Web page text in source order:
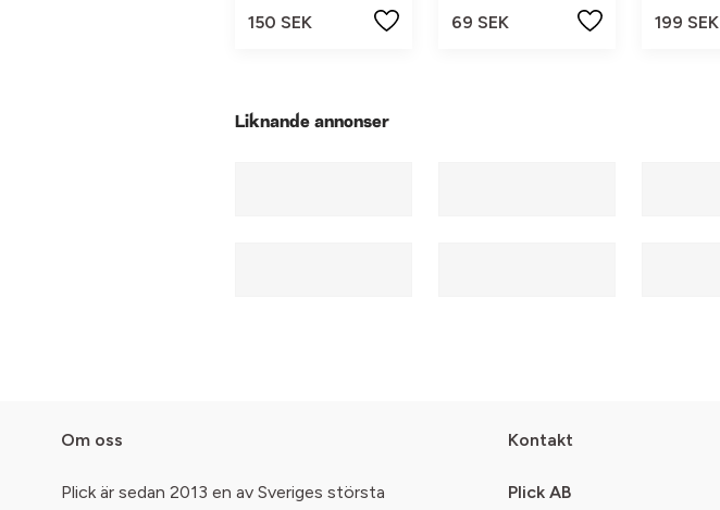
150 SEK
69 SEK
199 SEK
Liknande annonser
Om oss
Plick är sedan 2013 en av Sveriges största
Kontakt
Plick AB